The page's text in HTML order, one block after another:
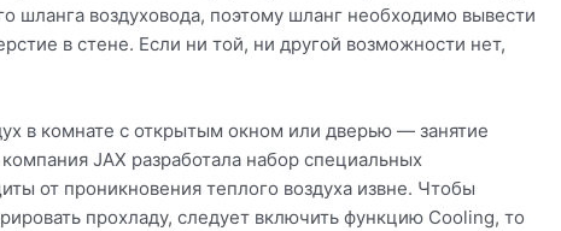
шланга воздуховода, поэтому шланг необходимо вывести
в стене. Если ни той, ни другой возможности нет,
в комнате с открытым окном или дверью — занятие
JAX разработала набор специальных
от проникновения теплого воздуха извне. Чтобы
прохладу, следует включить функцию Cooling, то